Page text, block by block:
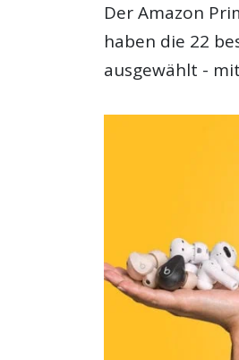
Der Amazon
haben die 22
ausgewählt - mit